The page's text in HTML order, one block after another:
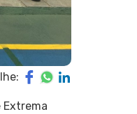
Extrema